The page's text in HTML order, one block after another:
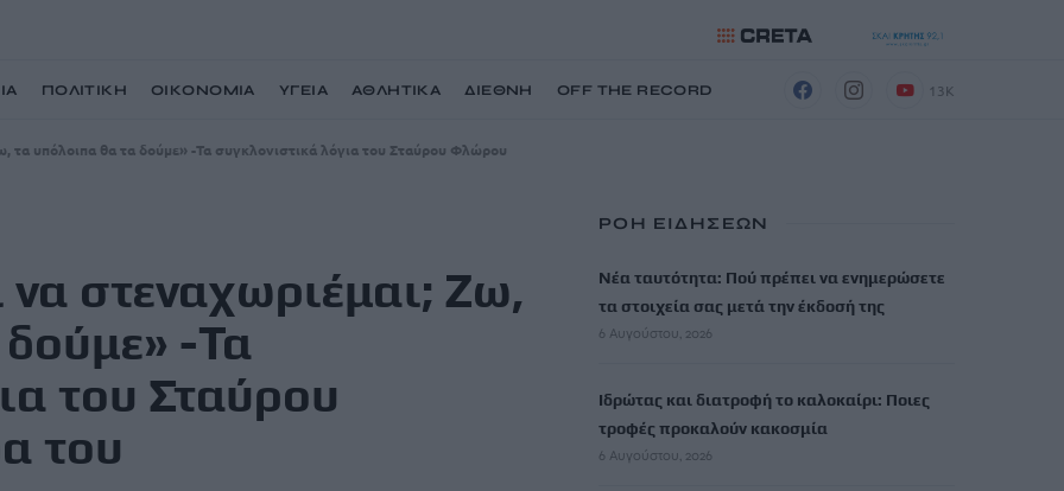
ΠΟΛΙΤΙΚΗ ΟΙΚΟΝΟΜΙΑ ΥΓΕΙΑ ΑΘΛΗΤΙΚΑ ΔΙΕΘΝΗ OFF THE RECORD 13K
τα υπόλοιπα θα τα δούμε» -Τα συγκλονιστικά λόγια του Σταύρου Φλώρου
στεναχωριέμαι; Ζω,
-Τα
του Σταύρου
του
ΡΟΗ ΕΙΔΗΣΕΩΝ
Νέα ταυτότητα: Πού πρέπει να ενημερώσετε
τα στοιχεία σας μετά την έκδοσή της
6 Αυγούστου, 2026
Ιδρώτας και διατροφή το καλοκαίρι: Ποιες
τροφές προκαλούν κακοσμία
6 Αυγούστου, 2026